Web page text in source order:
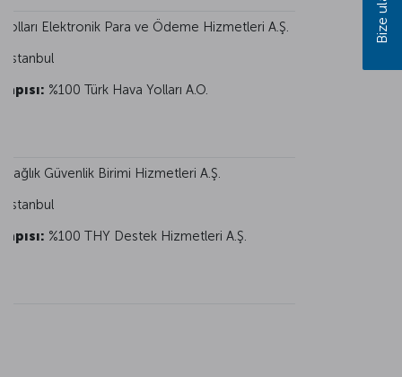
Elektronik Para ve Ödeme Hizmetleri A.Ş.
İstanbul
%100 Türk Hava Yolları A.O.
Güvenlik Birimi Hizmetleri A.Ş.
İstanbul
%100 THY Destek Hizmetleri A.Ş.